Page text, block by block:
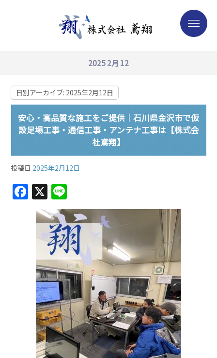
2025 2月 12
日別アーカイブ: 2025年2月12日
安心・高品質な施工をご提供｜石川県金沢市で仮
設足場工事・通信工事・アンテナ工事は【株式会
社鳶翔】
投稿日 2025年2月12日
F
a
c
e
b
o
o
k
X
n
e